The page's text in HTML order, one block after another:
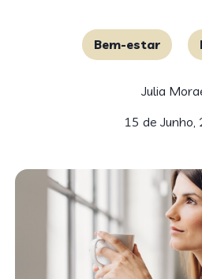
Bem-estar
Julia
15 de Junho,